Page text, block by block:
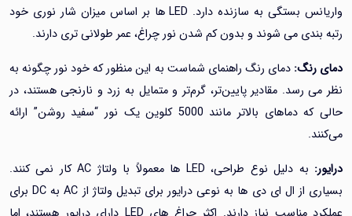
واریانس بستگی به سازنده دارد. LED ها بر اساس میزان شار نوری خود
می شوند و بدون کم شدن نور چراغ، عمر طولانی تری دارند.
دمای رنگ راهنمای شماست به این منظور که خود نور چگونه به
رسد. مقادیر پایین‌تر، گرم‌تر و متمایل به زرد و نارنجی هستند، در
حالی که دماهای بالاتر مانند 5000 کلوین یک نور “سفید روشن” ارائه
به دلیل نوع طراحی، LED ها معمولاً با ولتاژ AC کار نمی کنند.
بسیاری از ال ای دی ها به نوعی درایور برای تبدیل ولتاژ از AC به DC برای